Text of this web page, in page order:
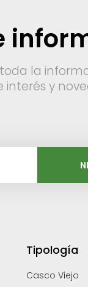
la
interés y
Tipología
Casco Viejo